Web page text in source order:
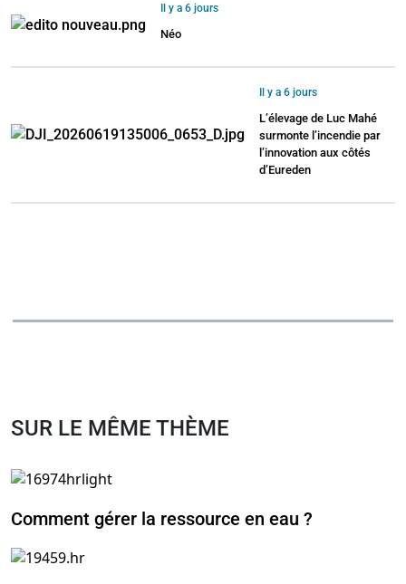
Il y a 6 jours
Néo
Il y a 6 jours
L’élevage de Luc Mahé
surmonte l’incendie par
l’innovation aux côtés
d’Eureden
SUR LE MÊME THÈME
Comment gérer la ressource en eau ?